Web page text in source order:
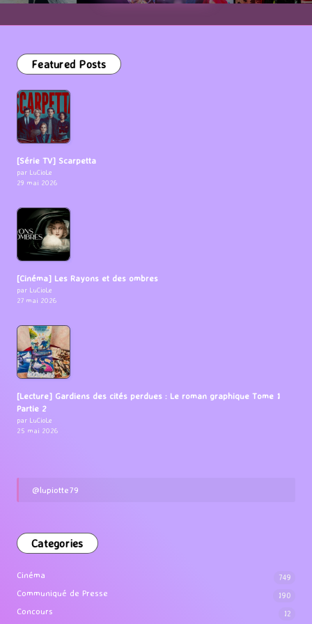
Featured Posts
[Série TV] Scarpetta
par LuCioLe
29 mai 2026
[Cinéma] Les Rayons et des ombres
par LuCioLe
27 mai 2026
[Lecture] Gardiens des cités perdues : Le roman graphique Tome 1
Partie 2
par LuCioLe
25 mai 2026
@lupiotte79
Categories
Cinéma 749
Communiqué de Presse 190
Concours 12